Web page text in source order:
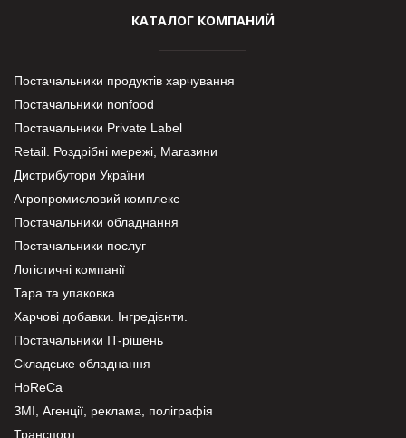
КАТАЛОГ КОМПАНИЙ
Постачальники продуктів харчування
Постачальники nonfood
Постачальники Private Label
Retail. Роздрібні мережі, Магазини
Дистрибутори України
Агропромисловий комплекс
Постачальники обладнання
Постачальники послуг
Логістичні компанії
Тара та упаковка
Харчові добавки. Інгредієнти.
Постачальники IT-рішень
Складське обладнання
HoReCa
ЗМІ, Агенції, реклама, поліграфія
Транспорт